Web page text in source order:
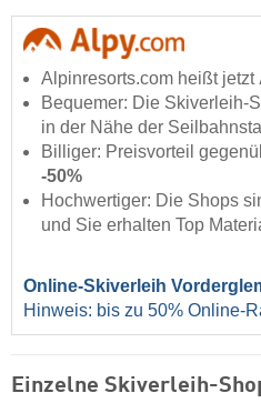
Alpinresorts.com heißt jetzt
Bequemer: Die Skiverleih-
in der Nähe der
Billiger: Preisvorteil
-50%
Hochwertiger: Die Shops
und Sie erhalten Top
Online-Skiverleih
Hinweis: bis zu 50% Online-
Einzelne Skiverleih-